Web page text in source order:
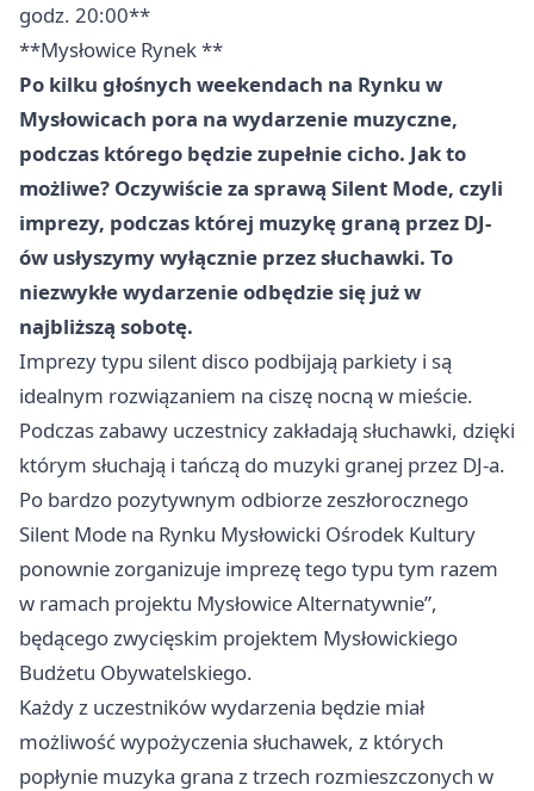
godz. 20:00**
**Mysłowice Rynek **
Po kilku głośnych weekendach na Rynku w
Mysłowicach pora na wydarzenie muzyczne,
podczas którego będzie zupełnie cicho. Jak to
możliwe? Oczywiście za sprawą Silent Mode, czyli
imprezy, podczas której muzykę graną przez DJ-
ów usłyszymy wyłącznie przez słuchawki. To
niezwykłe wydarzenie odbędzie się już w
najbliższą sobotę.
Imprezy typu silent disco podbijają parkiety i są
idealnym rozwiązaniem na ciszę nocną w mieście.
Podczas zabawy uczestnicy zakładają słuchawki, dzięki
którym słuchają i tańczą do muzyki granej przez DJ-a.
Po bardzo pozytywnym odbiorze zeszłorocznego
Silent Mode na Rynku Mysłowicki Ośrodek Kultury
ponownie zorganizuje imprezę tego typu tym razem
w ramach projektu MysłowiceAlternatywnie”,
będącego zwycięskim projektem Mysłowickiego
Budżetu Obywatelskiego.
Każdy z uczestników wydarzenia będzie miał
możliwość wypożyczenia słuchawek, z których
popłynie muzyka grana z trzech rozmieszczonych w